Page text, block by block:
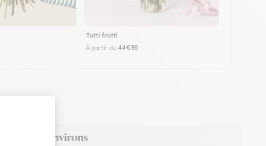
Tutti frutti
À partir de44€95
ses environs